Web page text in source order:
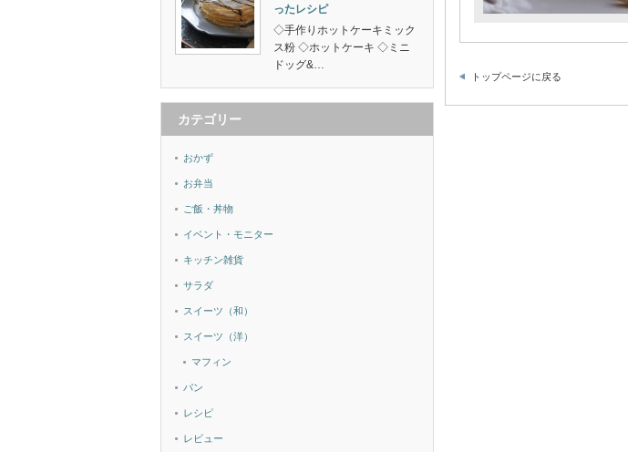
トップページに戻る
ったレシピ
◇手作りホットケーキミック
ス粉 ◇ホットケーキ ◇ミニ
ドッグ&…
カテゴリー
おかず
お弁当
ご飯・丼物
イベント・モニター
キッチン雑貨
サラダ
スイーツ（和）
スイーツ（洋）
マフィン
パン
レシピ
レビュー